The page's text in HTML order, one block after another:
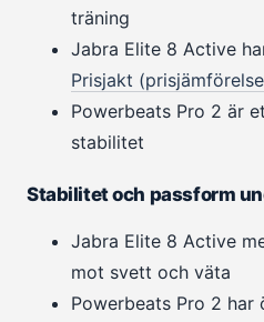
träning
Jabra Elite 8 Active
Prisjakt
Powerbeats Pro 2 är
stabilitet
Stabilitet och passform
Jabra Elite 8 Active
mot svett och väta
Powerbeats Pro 2